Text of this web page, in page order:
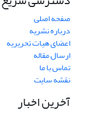
صفحه اصلی
درباره نشریه
اعضای هیات تحریریه
ارسال مقاله
تماس با ما
نقشه سایت
آخرین اخبار